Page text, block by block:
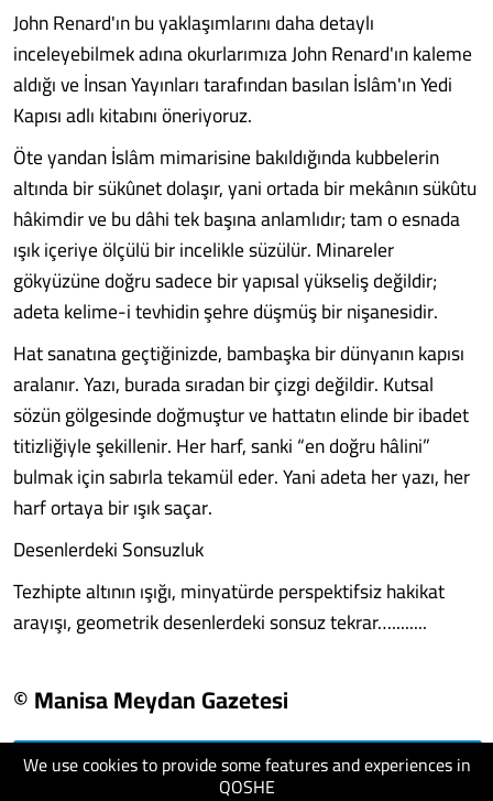
We use cookies to provide some features and experiences in
QOSHE
John Renard'ın bu yaklaşımlarını daha detaylı
inceleyebilmek adına okurlarımıza John Renard'ın kaleme
aldığı ve İnsan Yayınları tarafından basılan İslâm'ın Yedi
Kapısı adlı kitabını öneriyoruz.
Öte yandan İslâm mimarisine bakıldığında kubbelerin
altında bir sükûnet dolaşır, yani ortada bir mekânın sükûtu
hâkimdir ve bu dâhi tek başına anlamlıdır; tam o esnada
ışık içeriye ölçülü bir incelikle süzülür. Minareler
gökyüzüne doğru sadece bir yapısal yükseliş değildir;
adeta kelime-i tevhidin şehre düşmüş bir nişanesidir.
Hat sanatına geçtiğinizde, bambaşka bir dünyanın kapısı
aralanır. Yazı, burada sıradan bir çizgi değildir. Kutsal
sözün gölgesinde doğmuştur ve hattatın elinde bir ibadet
titizliğiyle şekillenir. Her harf, sanki “en doğru hâlini”
bulmak için sabırla tekamül eder. Yani adeta her yazı, her
harf ortaya bir ışık saçar.
Desenlerdeki Sonsuzluk
Tezhipte altının ışığı, minyatürde perspektifsiz hakikat
arayışı, geometrik desenlerdeki sonsuz tekrar…........
© Manisa Meydan Gazetesi
visit website